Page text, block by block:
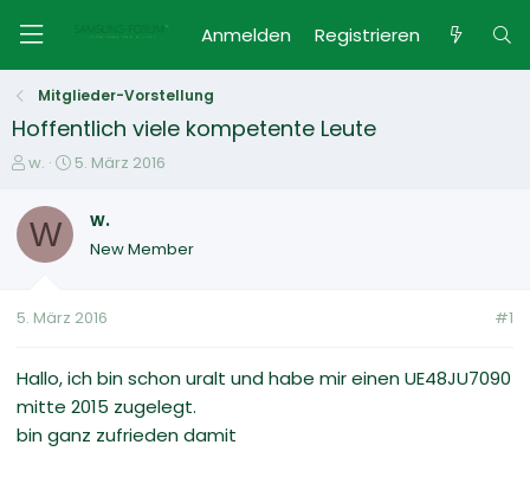
Anmelden Registrieren
Mitglieder-Vorstellung
Hoffentlich viele kompetente Leute
E
s
t
e
e
w.
E
t
m
5. März 2016
W w.
New Member
5. März 2016 #1
Hallo, ich bin schon uralt und habe mir einen UE48JU7090
mitte 2015 zugelegt.
bin ganz zufrieden damit